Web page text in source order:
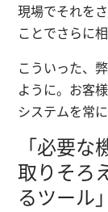
現場でそれを
ことでさらに
こういった、
ように。お客
システムを常
「必要
取りそろ
るツール」